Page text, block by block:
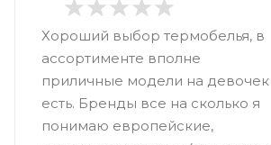
Хороший выбор термобелья, в
ассортименте вполне
приличные модели на девочек
есть. Бренды все на сколько я
понимаю европейские,